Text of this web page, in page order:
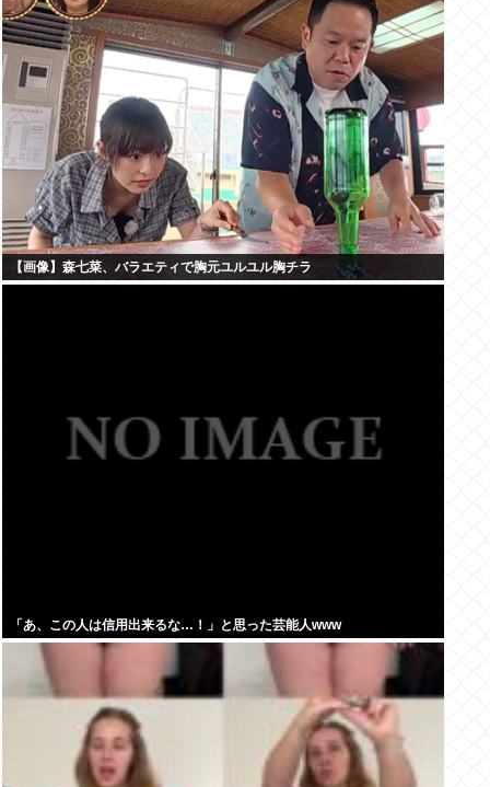
【画像】森七菜、バラエティで胸元ユルユル胸チラ
「あ、この人は信用出来るな…！」と思った芸能人www